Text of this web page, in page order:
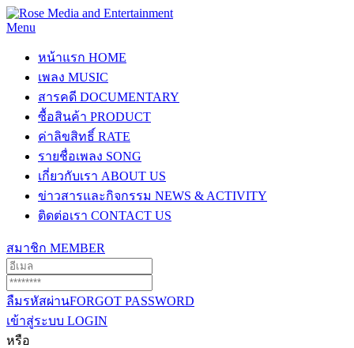
Menu
หน้าแรก HOME
เพลง MUSIC
สารคดี DOCUMENTARY
ซื้อสินค้า PRODUCT
ค่าลิขสิทธิ์ RATE
รายชื่อเพลง SONG
เกี่ยวกับเรา ABOUT US
ข่าวสารและกิจกรรม NEWS & ACTIVITY
ติดต่อเรา CONTACT US
สมาชิก MEMBER
ลืมรหัสผ่านFORGOT PASSWORD
เข้าสู่ระบบ LOGIN
หรือ